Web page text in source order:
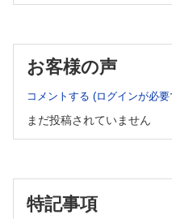
5-2．膝関節疾患術後
B．膝関節疾患術後の筋力増
5-3．股関節疾患術後
1 股関節屈曲ROM運動
2 股関節伸展ROM運動
5 股関節外旋・内旋ROM
B．股関節疾患術後の筋力増
1 股関節屈曲筋力
4.1 人工膝関節全置換術
1 移乗
2 膝関節ROM検査
4 足関節ROM検査
B．回復期の下肢ROM検査
1 膝関節MMT
お客様の声
コメントする (ログインが必要
まだ投稿されていません
特記事項